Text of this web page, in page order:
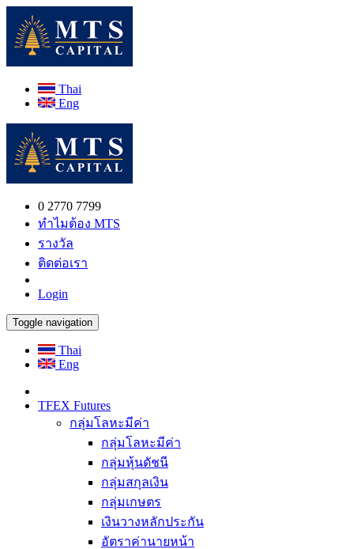
Thai
Eng
0 2770 7799
ทำไมต้อง MTS
รางวัล
ติดต่อเรา
Login
Toggle navigation
Thai
Eng
TFEX Futures
กลุ่มโลหะมีค่า
กลุ่มโลหะมีค่า
กลุ่มหุ้นดัชนี
กลุ่มสกุลเงิน
กลุ่มเกษตร
เงินวางหลักประกัน
อัตราค่านายหน้า